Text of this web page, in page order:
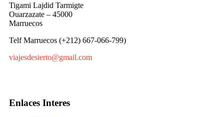
Tigami Lajdid Tarmigte
Ouarzazate – 45000
Marruecos
Telf Marruecos (+212) 667-066-799)
viajesdesierto@gmail.com
Enlaces Interes